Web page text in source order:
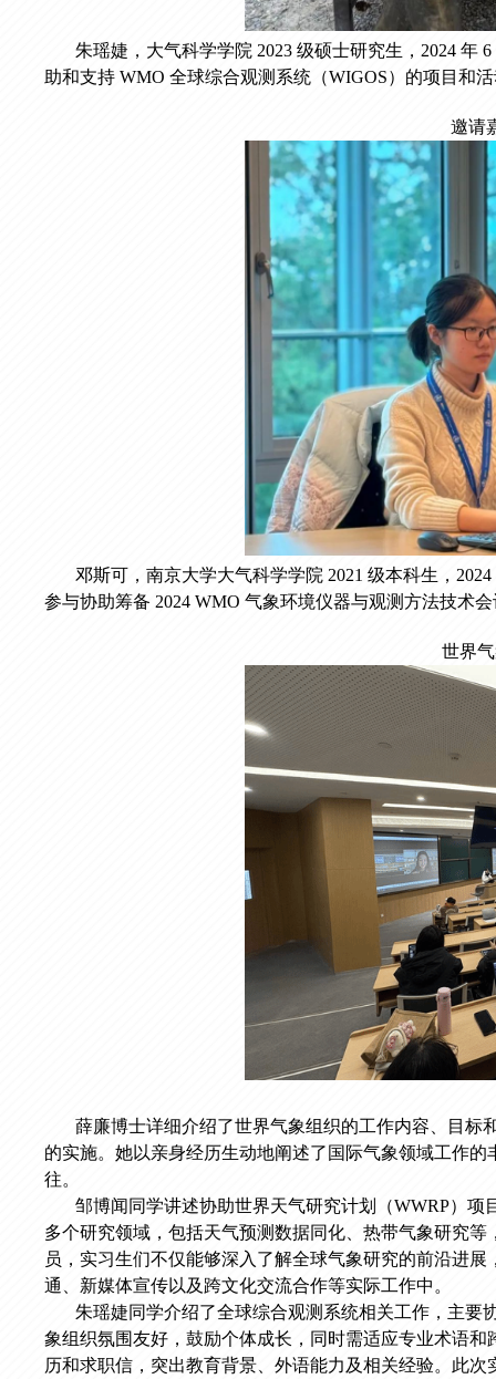
朱瑶婕，大气科学学院 2023 级硕士研究生，2024 年
助和支持 WMO 全球综合观测系统（WIGOS）的项目和
邀请
邓斯可，南京大学大气科学学院 2021 级本科生，
参与协助筹备 2024 WMO 气象环境仪器与观测方法技术
世界
薛廉博士详细介绍了世界气象组织的工作内容、目标
的实施。她以亲身经历生动地阐述了国际气象领域工作
往。
邹博闻同学讲述协助世界天气研究计划（WWRP）
多个研究领域，包括天气预测数据同化、热带气象研究
员，实习生们不仅能够深入了解全球气象研究的前沿进
通、新媒体宣传以及跨文化交流合作等实际工作中。
朱瑶婕同学介绍了全球综合观测系统相关工作，主要
象组织氛围友好，鼓励个体成长，同时需适应专业术语
历和求职信，突出教育背景、外语能力及相关经验。此